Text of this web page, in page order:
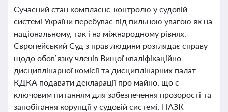
Сучасний стан комплаєнс-контролю у судовій
системі України перебуває під пильною увагою як на
національному, так і на міжнародному рівнях.
Європейський Суд з прав людини розглядає справу
щодо обов’язку членів Вищої кваліфікаційно-
дисциплінарної комісії та дисциплінарних палат
КДКА подавати декларації про майно, що є
ключовим питанням для забезпечення прозорості та
запобігання корупції у судовій системі. НАЗК